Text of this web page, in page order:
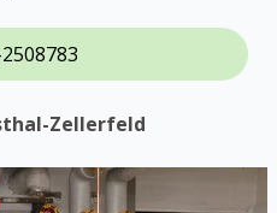
Zellerfeld